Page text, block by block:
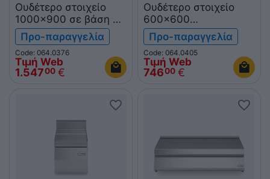
Ουδέτερο στοιχείο
1000x900 σε βάση με
2 πόρτες
R90/100PLN/P
ROC900
Προ-παραγγελία
Code: 064.0376
Τιμή Web
1.54700 €
Ουδέτερο στοιχείο
600x600
λαντζα+βρυση
επιτραπ. F60/60LA/T
FUN600
Προ-παραγγελία
Code: 064.0405
Τιμή Web
74600 €